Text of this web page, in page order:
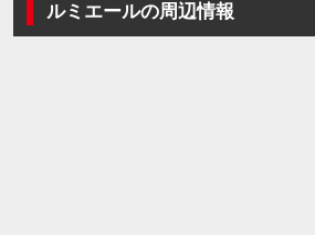
ルミエールの周辺情報